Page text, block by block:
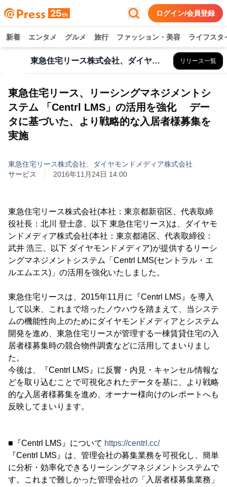
ログイン/会員登録
新着 エンタメ グルメ 旅行 ファッション・美容 ライフスタ
東急住宅リース株式会社、ダイヤモンドメディア株式会社 リリース一覧
東急住宅リース、リーシングマネジメントシ
ステム 「Centrl LMS」の活用を強化 デー
タに基づいた、より戦略的な入居者様募集を
実施
東急住宅リース株式会社、ダイヤモンドメディア株式会社
サービス
2016年11月24日 14:00
東急住宅リース株式会社(本社：東京都新宿区、代表取締
役社長：北川 登士彦、以下 東急住宅リース)は、ダイヤモ
ンドメディア株式会社(本社：東京都港区、代表取締役：
武井 浩三、以下 ダイヤモンドメディア)が提供するリーシ
ングマネジメントシステム「Centrl LMS(セントラル・エ
ルエムエス)」の活用を強化いたしました。
東急住宅リースは、2015年11月に『Centrl LMS』を導入
して以来、これまで培ったノウハウを踏まえて、当システ
ムの機能性向上のためにダイヤモンドメディアとシステム
開発を進め、東急住宅リースが管理する一棟賃貸住宅の入
居者様募集時の競合物件調査などに活用してまいりまし
た。
今後は、『Centrl LMS』に反響・内見・キャンセル情報な
どを取り込むことで可視化されたデータを基に、より戦略
的な入居者様募集を進め、オーナー様向けのレポートへも
反映してまいります。
■『Centrl LMS』について https://centrl.cc/
『Centrl LMS』は、管理会社の募集業務を可視化し、簡単
に分析・効率化できるリーシングマネジメントシステムで
す。これまで難しかった管理会社の「入居者様募集業務」